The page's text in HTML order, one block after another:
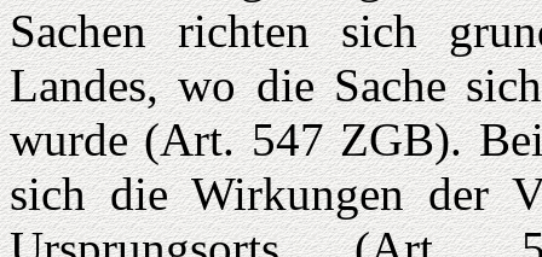
Sachen richten sich
Landes, wo die Sache
wurde (Art. 547 ZGB).
sich die Wirkungen der